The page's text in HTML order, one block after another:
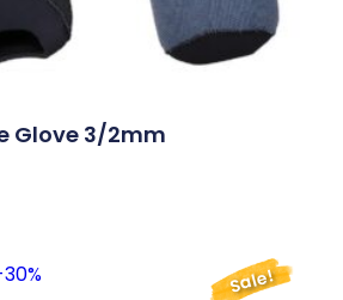
Glove 3/2mm
Sale!